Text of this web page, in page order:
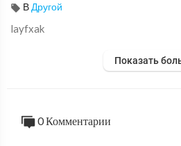
В Другой
layfxak
Показать
0 Комментарии